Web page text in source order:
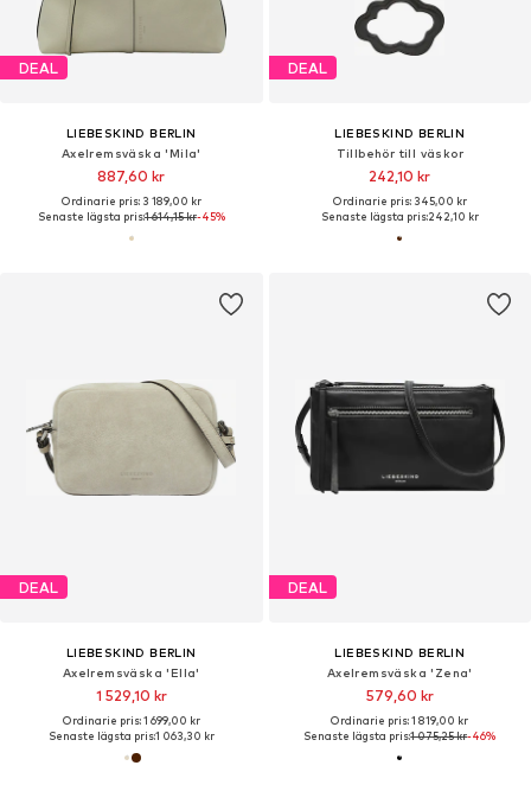
DEAL
LIEBESKIND BERLIN
Axelremsväska 'Mila'
887,60 kr
Ordinarie pris: 3 189,00 kr
Senaste lägsta pris:1 614,15 kr-45%
DEAL
LIEBESKIND BERLIN
Tillbehör till väskor
242,10 kr
Ordinarie pris: 345,00 kr
Senaste lägsta pris:242,10 kr
DEAL
LIEBESKIND BERLIN
Axelremsväska 'Ella'
1 529,10 kr
Ordinarie pris: 1 699,00 kr
Senaste lägsta pris:1 063,30 kr
DEAL
LIEBESKIND BERLIN
Axelremsväska 'Zena'
579,60 kr
Ordinarie pris: 1 819,00 kr
Senaste lägsta pris:1 075,25 kr-46%